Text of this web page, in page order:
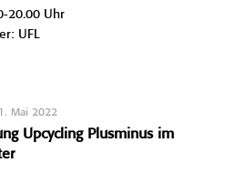
20.00 Uhr
UFL
Mai 2022
Upcycling Plusminus im